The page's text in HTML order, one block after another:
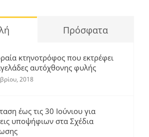
Πρόσφατα
κτηνοτρόφος που εκτρέφει
αυτόχθονης φυλής
2018
έως τις 30 Ιούνιου για
υποψήφιων στα Σχέδια